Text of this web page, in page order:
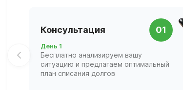
Консультация 01
День 1
Бесплатно анализируем вашу
ситуацию и предлагаем оптимальный
план списания долгов